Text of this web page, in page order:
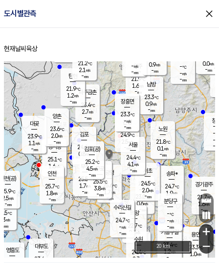
도시별관측 close
홈
현재날씨 육상
의도
℃
m/s
mm
영흥도
양주
21.9℃
1.6
-mm
과천
23.0℃
0.6m/s
- mm
용인
23.3℃
1.0m/s
경기광주
21.7℃
1.6m/s
-mm
대부도
23.6
경서동
25.1℃
1.6 m/s
-mm
파주금촌
23.4℃
2.7m/s
-mm
-℃
-m/s
-mm
대곶
23.9℃
1.1 m/s
-mm
창
-
-m/
-
탄현
21.9℃
1.2m/s
-mm
0.0m/s
-mm
의왕
22.7℃
0.3m/s
mm
김포
24.4℃
0.8 m/s
mm
광명
25.6 ℃
1.7 m/s
-mm
부천
25.5℃
1.7m/s
-mm
양촌
23.6℃
2.0m/s
-mm
구로
25.5℃
3.8m/s
-mm
은평
24.9℃
2.5 m/s
- mm
노원
21.8℃
0.1 m/s
-mm
송파*
24.7℃
1.9m/s
-mm
서초
24.5℃
2.0m/s
-mm
남방
23.3℃
0.9m/s
-mm
기흥구갈
23.4℃
1.2m/s
-
수리산길
24.7℃
-m/s
-mm
분당구
-℃
-m/s
-mm
장흥면
23.3℃
-m/s
-mm
-m/s
-mm
인천(공)
25.9℃
2.5m/s
-mm
김포(공)
25.2℃
4.5m/s
-mm
수원
24.4℃
2.7 m/s
인천
25.7℃
1.8m/s
-mm
서울
24.4℃
4.1 m/s
-mm
21.2℃
2.1 m/s
-mm
0.9m/s
-mm
+
−
20 km